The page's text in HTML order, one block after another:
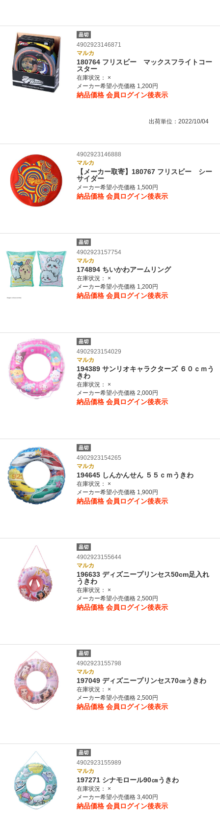
4902923146871
マルカ
180764 フリスビー マックスフライトコー
スター
在庫状況：
×
メーカー希望小売価格 1,200円
納品価格 会員ログイン後表示
出荷単位：2022/10/04
4902923146888
マルカ
【メーカー取寄】180767 フリスビー シー
サイダー
メーカー希望小売価格 1,500円
納品価格 会員ログイン後表示
4902923157754
マルカ
174894 ちいかわアームリング
在庫状況：
×
メーカー希望小売価格 1,200円
納品価格 会員ログイン後表示
4902923154029
マルカ
194389 サンリオキャラクターズ ６０ｃｍう
きわ
在庫状況：
×
メーカー希望小売価格 2,000円
納品価格 会員ログイン後表示
4902923154265
マルカ
194645 しんかんせん ５５ｃｍうきわ
在庫状況：
×
メーカー希望小売価格 1,900円
納品価格 会員ログイン後表示
4902923155644
マルカ
196633 ディズニープリンセス50cm足入れ
うきわ
在庫状況：
×
メーカー希望小売価格 2,500円
納品価格 会員ログイン後表示
4902923155798
マルカ
197049 ディズニープリンセス70㎝うきわ
在庫状況：
×
メーカー希望小売価格 2,500円
納品価格 会員ログイン後表示
4902923155989
マルカ
197271 シナモロール90㎝うきわ
在庫状況：
×
メーカー希望小売価格 3,400円
納品価格 会員ログイン後表示